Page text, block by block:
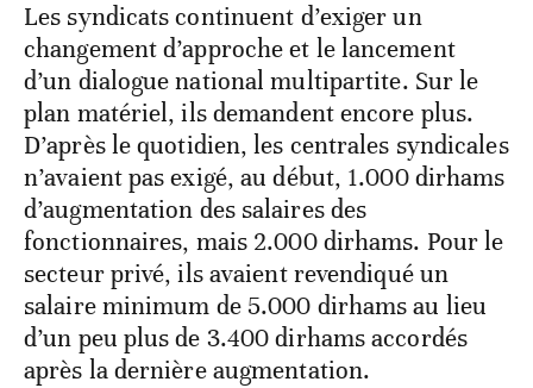
Les syndicats continuent d’exiger un
changement d’approche et le lancement
d’un dialogue national multipartite. Sur le
plan matériel, ils demandent encore plus.
D’après le quotidien, les centrales syndicales
n’avaient pas exigé, au début, 1.000 dirhams
d’augmentation des salaires des
fonctionnaires, mais 2.000 dirhams. Pour le
secteur privé, ils avaient revendiqué un
salaire minimum de 5.000 dirhams au lieu
d’un peu plus de 3.400 dirhams accordés
après la dernière augmentation.